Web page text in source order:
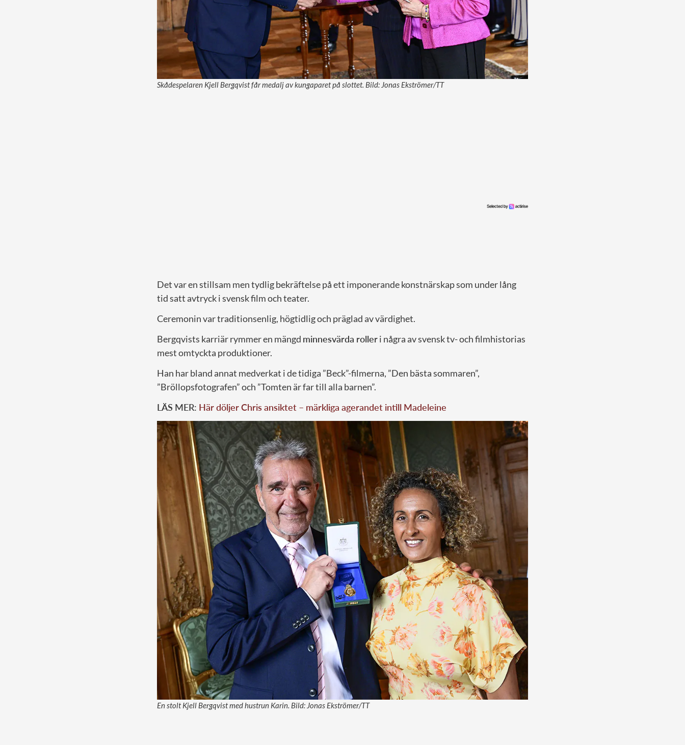
Skådespelaren Kjell Bergqvist får medalj av kungaparet på slottet. Bild: Jonas Ekströmer/TT
Det var en stillsam men tydlig bekräftelse på ett imponerande konstnärskap som under lång
tid satt avtryck i svensk film och teater.
Ceremonin var traditionsenlig, högtidlig och präglad av värdighet.
Bergqvists karriär rymmer en mängd minnesvärda rolleri några av svensk tv- och filmhistorias
mest omtyckta produktioner.
Han har bland annat medverkat i de tidiga ”Beck”-filmerna, ”Den bästa sommaren”,
”Bröllopsfotografen” och ”Tomten är far till alla barnen”.
LÄS MER: Här döljer Chris ansiktet – märkliga agerandet intill Madeleine
En stolt Kjell Bergqvist med hustrun Karin. Bild: Jonas Ekströmer/TT